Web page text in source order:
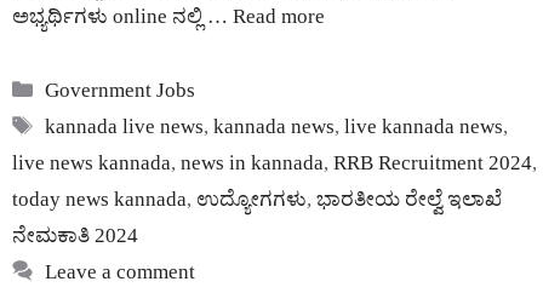
ಅಭ್ಯರ್ಥಿಗಳು online ನಲ್ಲಿ … Read more
Categories
Government Jobs
Tags
kannada live news,kannada news,live kannada news,
live news kannada, news in kannada, RRB Recruitment 2024,
today news kannada, ಉದ್ಯೋಗಗಳು, ಭಾರತೀಯ ರೇಲ್ವೆ ಇಲಾಖೆ
ನೇಮಕಾತಿ 2024
Leave a comment